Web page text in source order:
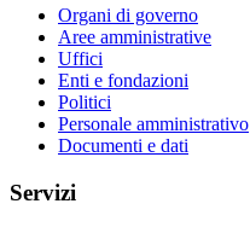
Organi di governo
Aree amministrative
Uffici
Enti e fondazioni
Politici
Personale amministrativo
Documenti e dati
Servizi